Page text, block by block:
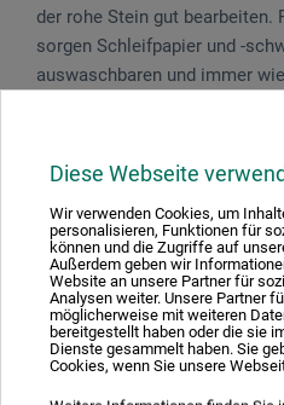
Diese Webseite
Wir verwenden Cookies, um
personalisieren, Funktionen für
können und die Zugriffe auf
Außerdem geben wir
Website an unsere Partner für
Analysen weiter. Unsere Partner
möglicherweise mit weiteren
bereitgestellt haben oder die sie
Dienste gesammelt haben. Sie
Cookies, wenn Sie unsere
der rohe Stein gut bearbeiten.
sorgen Schleifpapier und -
auswaschbaren und immer
Stück vollendeten Glanz.
kg), ein Raspelset (drei große
halbrund und rund), 1
Schleifpapier (je 1 x 100 Korn
Speckstein-Poliermittel, alles
Deckel.